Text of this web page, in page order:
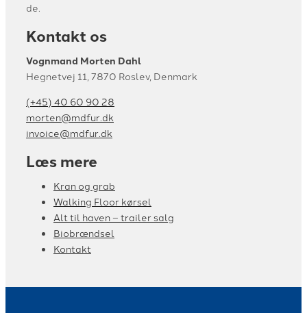
de.
Kontakt os
Vognmand Morten Dahl
Hegnetvej 11, 7870 Roslev, Denmark
(+45) 40 60 90 28
morten@mdfur.dk
invoice@mdfur.dk
Læs mere
Kran og grab
Walking Floor kørsel
Alt til haven – trailer salg
Biobrændsel
Kontakt